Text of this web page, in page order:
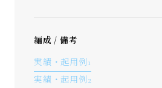
編成 / 備考
実績・起用例1
実績・起用例2